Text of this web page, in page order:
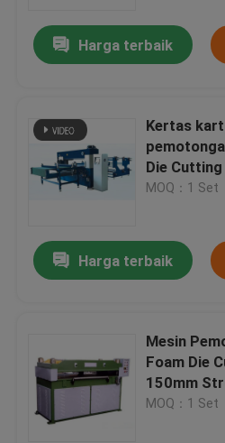
Harga terbaik
Kertas
Die
MOQ：1 Set
Harga terbaik
Mesin
Foam Die
150mm
MOQ：1 Set